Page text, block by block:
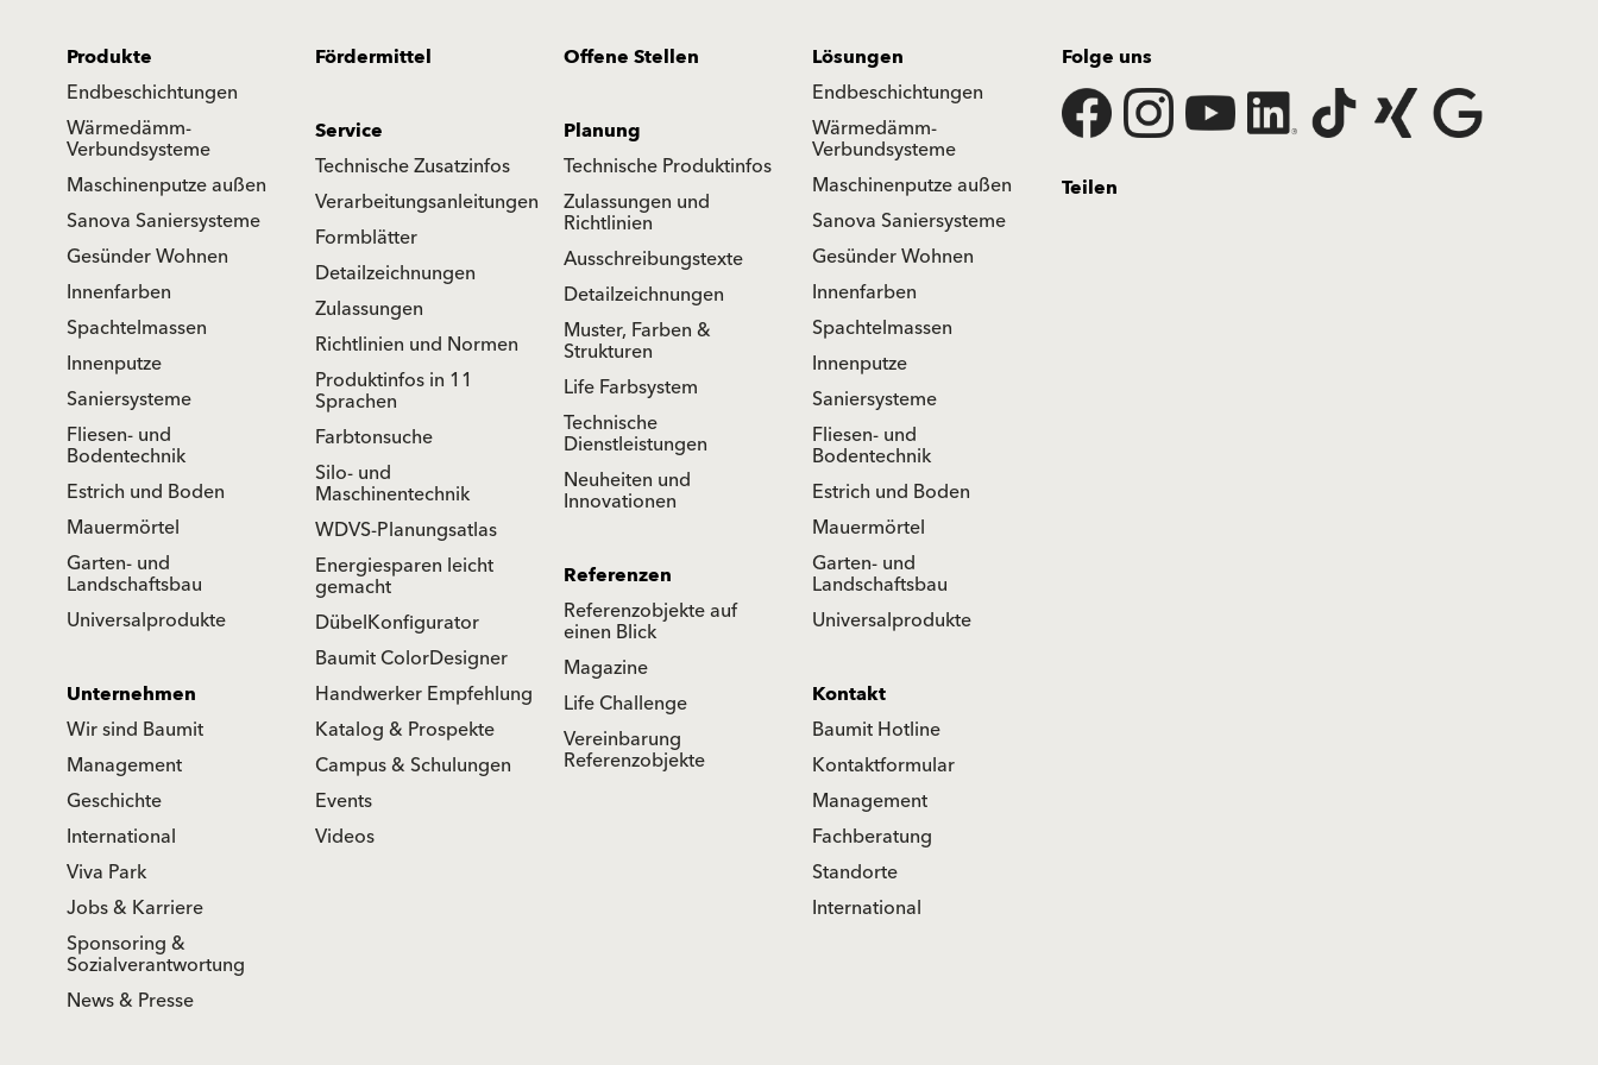
Produkte
Endbeschichtungen
Wärmedämm-
Verbundsysteme
Maschinenputze außen
Sanova Saniersysteme
Gesünder Wohnen
Innenfarben
Spachtelmassen
Innenputze
Saniersysteme
Fliesen- und
Bodentechnik
Estrich und Boden
Mauermörtel
Garten- und
Landschaftsbau
Universalprodukte
Fördermittel Offene Stellen
Lösungen
Endbeschichtungen
Wärmedämm-
Verbundsysteme
Maschinenputze außen
Sanova Saniersysteme
Gesünder Wohnen
Innenfarben
Spachtelmassen
Innenputze
Saniersysteme
Fliesen- und
Bodentechnik
Estrich und Boden
Mauermörtel
Garten- und
Landschaftsbau
Universalprodukte
Service
Technische Zusatzinfos
Verarbeitungsanleitungen
Formblätter
Detailzeichnungen
Zulassungen
Richtlinien und Normen
Produktinfos in 11
Sprachen
Farbtonsuche
Silo- und
Maschinentechnik
WDVS-Planungsatlas
Energiesparen leicht
gemacht
DübelKonfigurator
Baumit ColorDesigner
Handwerker Empfehlung
Katalog & Prospekte
Campus & Schulungen
Events
Videos
Planung
Technische Produktinfos
Zulassungen und
Richtlinien
Ausschreibungstexte
Detailzeichnungen
Muster, Farben &
Strukturen
Life Farbsystem
Technische
Dienstleistungen
Neuheiten und
Innovationen
Referenzen
Referenzobjekte auf
einen Blick
Magazine
Life Challenge
Vereinbarung
Referenzobjekte
Unternehmen
Wir sind Baumit
Management
Geschichte
International
Viva Park
Jobs & Karriere
Sponsoring &
Sozialverantwortung
News & Presse
Kontakt
Baumit Hotline
Kontaktformular
Management
Fachberatung
Standorte
International
Folge uns
Teilen